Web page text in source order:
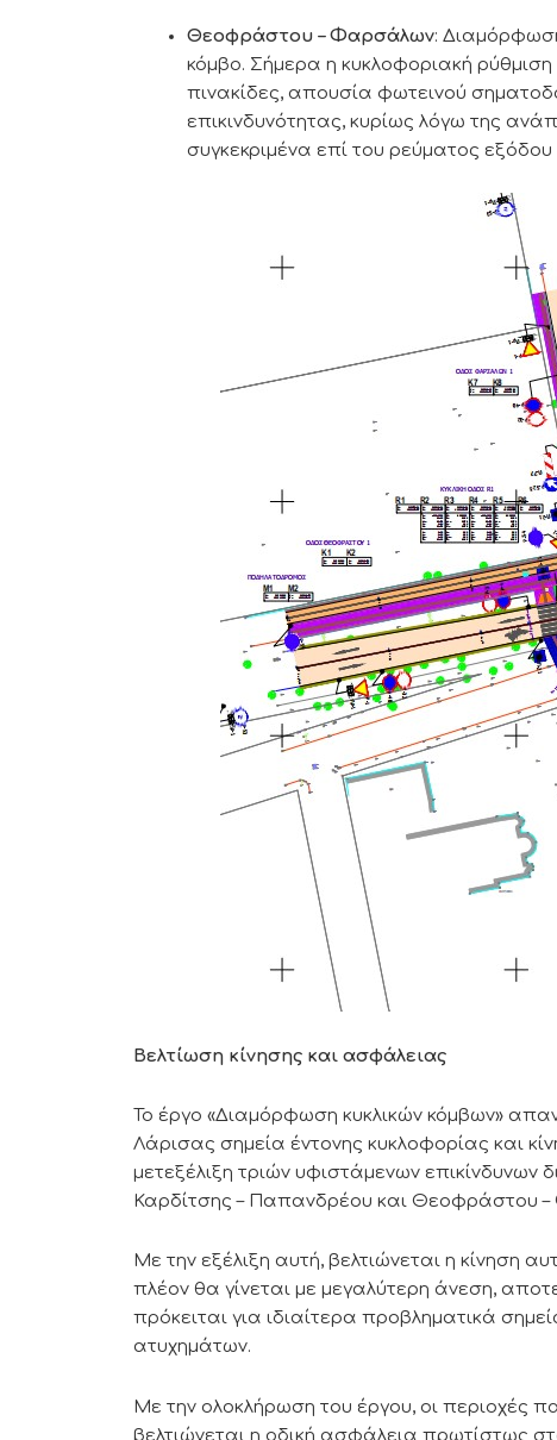
Θεοφράστου – Φαρσάλων:
κόμβο. Σήμερα η κυκλοφοριακή ρύθμιση
πινακίδες, απουσία φωτεινού
επικινδυνότητας, κυρίως λόγω της
συγκεκριμένα επί του ρεύματος
Βελτίωση κίνησης και ασφάλειας
Το έργο «Διαμόρφωση κυκλικών κόμβων»
Λάρισας σημεία έντονης κυκλοφορίας και
μετεξέλιξη τριών υφιστάμενων
Καρδίτσης – Παπανδρέου και Θεοφράστου –
Με την εξέλιξη αυτή, βελτιώνεται η κίνηση
πλέον θα γίνεται με μεγαλύτερη άνεση,
πρόκειται για ιδιαίτερα προβληματικά
ατυχημάτων.
Με την ολοκλήρωση του έργου, οι περιοχές
βελτιώνεται η οδική ασφάλεια πρωτίστως